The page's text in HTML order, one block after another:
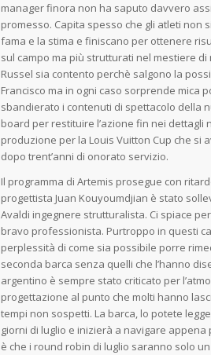
manager finora non ha saputo davvero
promesso. Capita spesso che gli atleti non
fama e la stima e finiscano per ottenere
sul campo ma più strutturati nel mestiere
Russel sia contento perchè salgono la
Francisco ma in ogni caso sorprende mica
sbandierato i contenuti di spettacolo della
board per restituire l’azione fin nei
produzione per la Louis Vuitton Cup che si
dopo trent’anni di onorato servizio.
Il programma di Artemis prosegue con
progettista Juan Kouyoumdjian è stato
Avaldi ingegnere strutturalista. Ci spiace
bravo professionista. Purtroppo in questi
perplessità di come sia possibile porre
seconda barca senza quelli che l’hanno
argentino è sempre stato criticato per
progettazione al punto che molti hanno
tempi non sospetti. La barca, lo potete
giorni di luglio e inizierà a navigare
è che i round robin di luglio saranno solo